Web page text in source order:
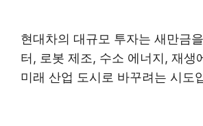
현대차의 대규모 투자는 새만금
터, 로봇 제조, 수소 에너지, 재생
미래 산업 도시로 바꾸려는 시도